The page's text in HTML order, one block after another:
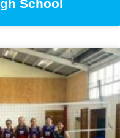
School